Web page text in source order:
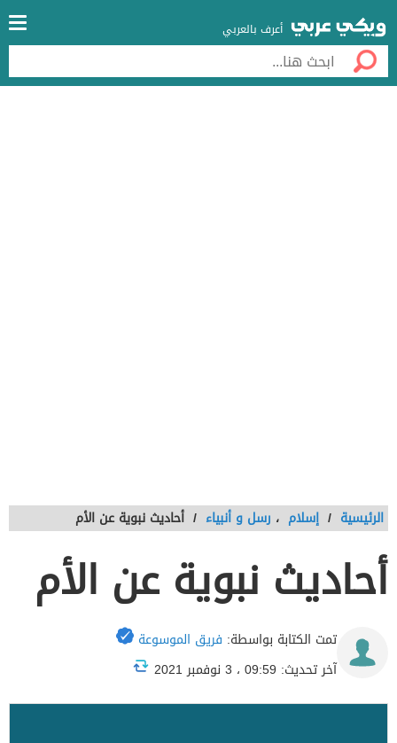
أعرف بالعربي
الرئيسية / إسلام ، رسل و أنبياء / أحاديث نبوية عن الأم
أحاديث نبوية عن الأم
تمت الكتابة بواسطة: فريق الموسوعة
آخر تحديث: 09:59 ، 3 نوفمبر 2021